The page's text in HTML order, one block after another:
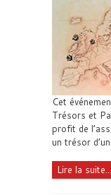
Cet
Trésors et
profit de
un trésor
Lire la suite...